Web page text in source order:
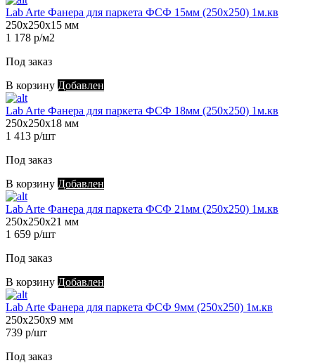
Lab Arte Фанера для паркета ФСФ 15мм (250х250) 1м.кв
250х250х15 мм
1 178 р/м2
Под заказ
В корзину Добавлен
Lab Arte Фанера для паркета ФСФ 18мм (250х250) 1м.кв
250х250х18 мм
1 413 р/шт
Под заказ
В корзину Добавлен
Lab Arte Фанера для паркета ФСФ 21мм (250х250) 1м.кв
250х250х21 мм
1 659 р/шт
Под заказ
В корзину Добавлен
Lab Arte Фанера для паркета ФСФ 9мм (250х250) 1м.кв
250х250х9 мм
739 р/шт
Под заказ